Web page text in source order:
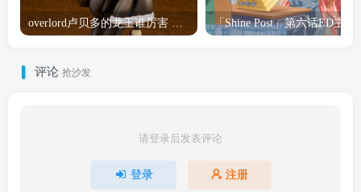
评论 抢沙发
请登录后发表评论
登录 注册